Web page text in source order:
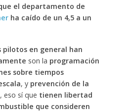
el departamento de
ha caído de un 4,5 a un
pilotos en general han
son la programación
sobre tiempos
, y prevención de la
eso sí que tienen libertad
que consideren